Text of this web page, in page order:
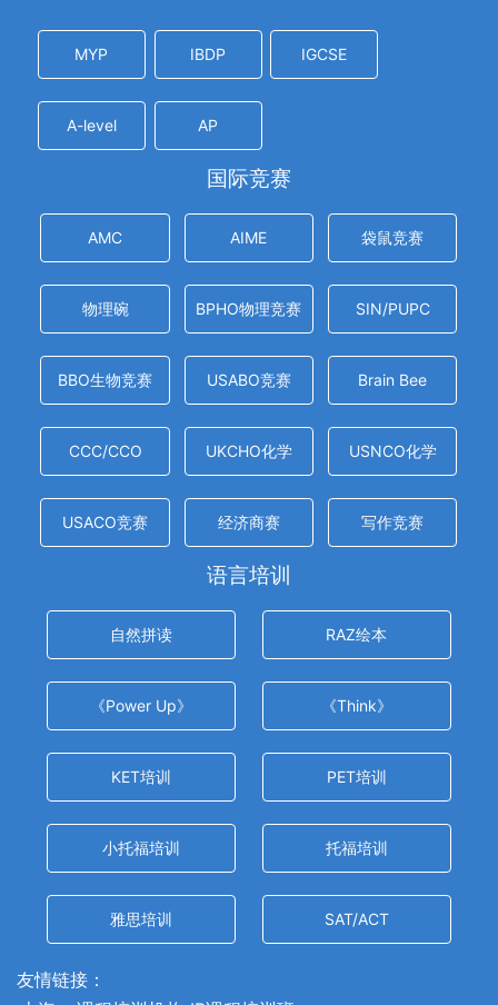
MYP IBDP IGCSE
A-level AP
国际竞赛
AMC AIME 袋鼠竞赛
物理碗 BPHO物理竞赛 SIN/PUPC
BBO生物竞赛 USABO竞赛 Brain Bee
CCC/CCO UKCHO化学 USNCO化学
USACO竞赛 经济商赛 写作竞赛
语言培训
自然拼读 RAZ绘本
《Power Up》 《Think》
KET培训 PET培训
小托福培训 托福培训
雅思培训 SAT/ACT
友情链接：